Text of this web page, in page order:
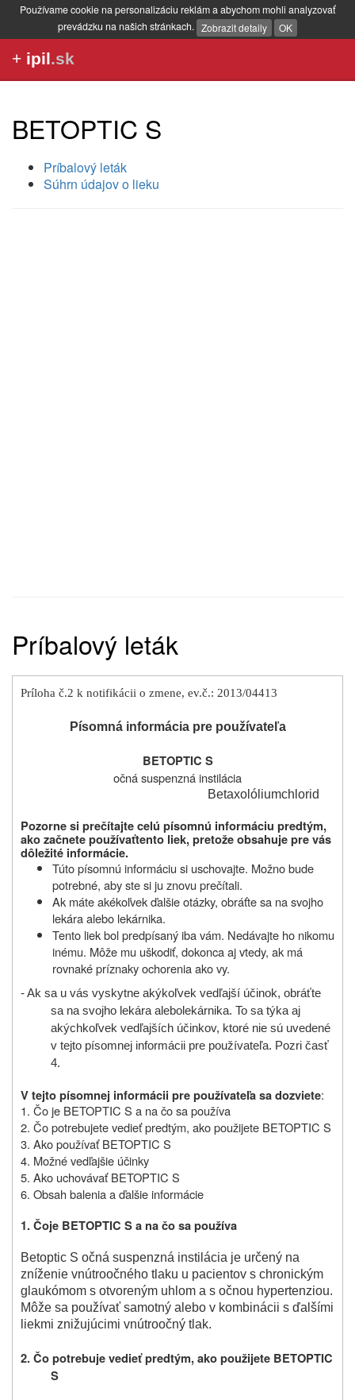
Používame cookie na personalizáciu reklám a abychom mohli analyzovať
prevádzku na našich stránkach. Zobrazit detaily OK
+ ipil.sk
BETOPTIC S
Príbalový leták
Súhrn údajov o lieku
Príbalový leták
Príloha č.2 k notifikácii o zmene, ev.č.: 2013/04413
Písomná informácia pre používateľa
BETOPTIC S
očná suspenzná instilácia
Betaxolóliumchlorid
Pozorne si prečítajte celú písomnú informáciu predtým,
ako začnete používaťtento liek, pretože obsahuje pre vás
dôležité informácie.
Túto písomnú informáciu si uschovajte. Možno bude
potrebné, aby ste si ju znovu prečítali.
Ak máte akékoľvek ďalšie otázky, obráťte sa na svojho
lekára alebo lekárnika.
Tento liek bol predpísaný iba vám. Nedávajte ho nikomu
inému. Môže mu uškodiť, dokonca aj vtedy, ak má
rovnaké príznaky ochorenia ako vy.
- Ak sa u vás vyskytne akýkoľvek vedľajší účinok, obráťte
sa na svojho lekára alebolekárnika. To sa týka aj
akýchkoľvek vedľajších účinkov, ktoré nie sú uvedené
v tejto písomnej informácii pre používateľa. Pozri časť
4.
V tejto písomnej informácii pre používateľa sa dozviete:
1. Čo je BETOPTIC S a na čo sa používa
2. Čo potrebujete vedieť predtým, ako použijete BETOPTIC S
3. Ako používať BETOPTIC S
4. Možné vedľajšie účinky
5. Ako uchovávať BETOPTIC S
6. Obsah balenia a ďalšie informácie
1. Čoje BETOPTIC S a načo sa používa
Betoptic S očná suspenzná instilácia je určený na
zníženie vnútroočného tlaku u pacientov s chronickým
glaukómom s otvoreným uhlom a s očnou hypertenziou.
Môže sa používať samotný alebo v kombinácii s ďalšími
liekmi znižujúcimi vnútroočný tlak.
2. Čo potrebuje vedieť predtým, ako použijete BETOPTIC
S